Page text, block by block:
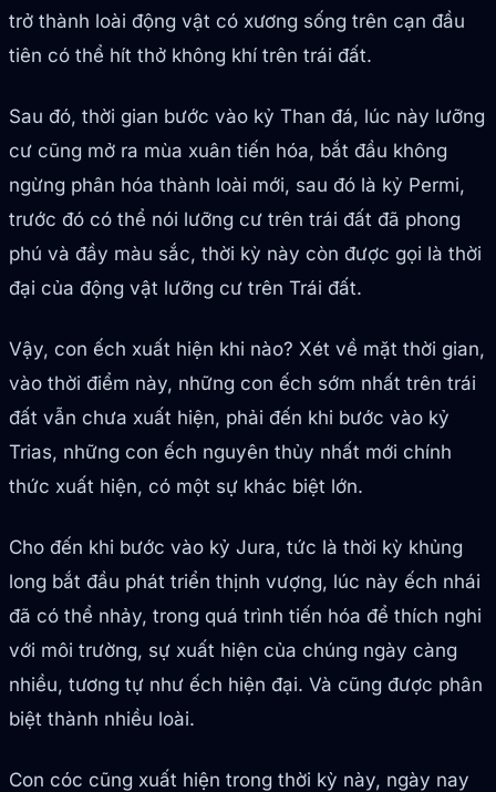
trở thành loài động vật có xương sống trên cạn đầu
tiên có thể hít thở không khí trên trái đất.
Sau đó, thời gian bước vào kỷ Than đá, lúc này lưỡng
cư cũng mở ra mùa xuân tiến hóa, bắt đầu không
ngừng phân hóa thành loài mới, sau đó là kỷ Permi,
trước đó có thể nói lưỡng cư trên trái đất đã phong
phú và đầy màu sắc, thời kỳ này còn được gọi là thời
đại của động vật lưỡng cư trên Trái đất.
Vậy, con ếch xuất hiện khi nào? Xét về mặt thời gian,
vào thời điểm này, những con ếch sớm nhất trên trái
đất vẫn chưa xuất hiện, phải đến khi bước vào kỷ
Trias, những con ếch nguyên thủy nhất mới chính
thức xuất hiện, có một sự khác biệt lớn.
Cho đến khi bước vào kỷ Jura, tức là thời kỳ khủng
long bắt đầu phát triển thịnh vượng, lúc này ếch nhái
đã có thể nhảy, trong quá trình tiến hóa để thích nghi
với môi trường, sự xuất hiện của chúng ngày càng
nhiều, tương tự như ếch hiện đại. Và cũng được phân
biệt thành nhiều loài.
Con cóc cũng xuất hiện trong thời kỳ này, ngày nay